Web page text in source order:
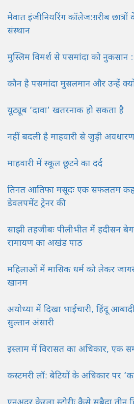
मेवात इंजीनियरिंग कॉलेज:ग़रीब
संस्थान
मुस्लिम विमर्श से पसमांदा को
कौन है पसमांदा मुसलमान और उन्हें
यूट्यूब ‘दावा’ खतरनाक हो सकता है
नहीं बदली है माहवारी से जुड़ी
माहवारी में स्कूल छूटने का दर्द
तिनत आतिफा मसूदः एक सफलतम
डेवलपमेंट ट्रेनर की
साझी तहजीबः पीलीभीत में हदीसन
रामायण का अखंड पाठ
महिलाओं में मासिक धर्म को लेकर
खानम
अयोध्या में दिखा भाईचारी, हिंदू
सुल्तान अंसारी
इस्लाम में विरासत का अधिकार, एक
कस्टमरी लॉ: बेटियों के अधिकार पर